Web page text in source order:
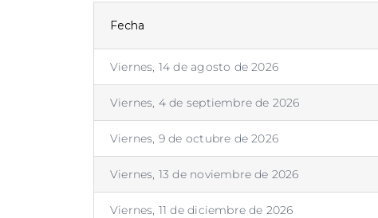
Fecha
Viernes, 14 de agosto de 2026
Viernes, 4 de septiembre de 2026
Viernes, 9 de octubre de 2026
Viernes, 13 de noviembre de 2026
Viernes, 11 de diciembre de 2026